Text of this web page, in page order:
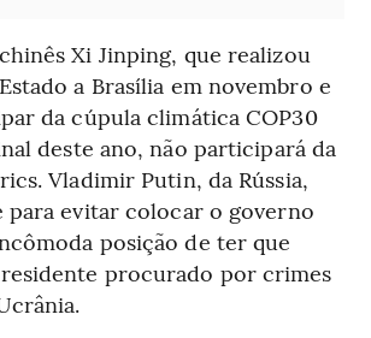
Xi Jinping, que realizou
a Brasília em novembro e
da cúpula climática COP30
deste ano, não participará da
Vladimir Putin, da Rússia,
para evitar colocar o governo
posição de ter que
procurado por crimes